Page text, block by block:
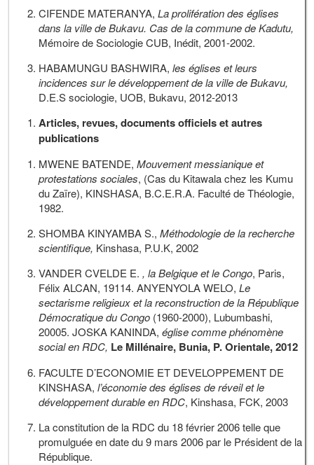
CIFENDE MATERANYA,La prolifération des églises
dans la ville de Bukavu. Cas de la commune de Kadutu,
Mémoire de Sociologie CUB, Inédit, 2001-2002.
HABAMUNGU BASHWIRA,les églises et leurs
incidences sur le développement de la ville de Bukavu,
D.E.S sociologie, UOB, Bukavu, 2012-2013
Articles, revues, documents officiels et autres
publications
MWENE BATENDE,Mouvement messianique et
protestations sociales, (Cas du Kitawala chez les Kumu
du Zaïre), KINSHASA, B.C.E.R.A. Faculté de Théologie,
1982.
SHOMBA KINYAMBA S.,Méthodologie de la recherche
scientifique, Kinshasa, P.U.K, 2002
VANDER CVELDE E. , la Belgique et le Congo, Paris,
Félix ALCAN, 19114. ANYENYOLA WELO,Le
sectarisme religieux et la reconstruction de la République
Démocratique du Congo (1960-2000), Lubumbashi,
20005. JOSKA KANINDA,église comme phénomène
social en RDC, Le Millénaire, Bunia, P. Orientale, 2012
FACULTE D’ECONOMIE ET DEVELOPPEMENT DE
KINSHASA,l’économie des églises de réveil et le
développement durable en RDC, Kinshasa, FCK, 2003
La constitution de la RDC du 18 février 2006 telle que
promulguée en date du 9 mars 2006 par le Président de la
République.